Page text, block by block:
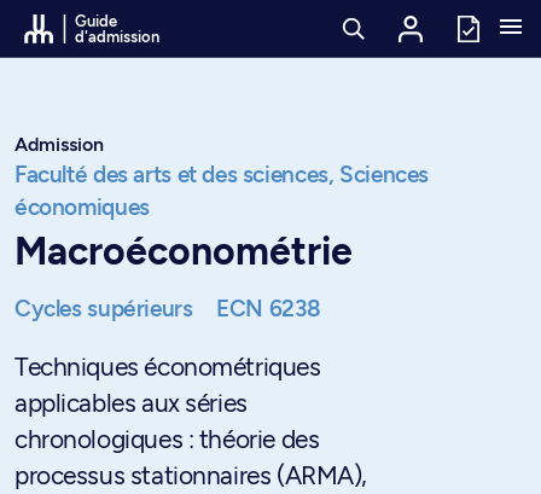
Passer au contenu
Guide
d'admission
Admission
Faculté des arts et des sciences, Sciences
économiques
Macroéconométrie
Cycles supérieurs ECN 6238
Techniques économétriques
applicables aux séries
chronologiques : théorie des
processus stationnaires (ARMA),